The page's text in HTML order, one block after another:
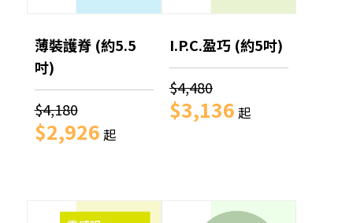
薄裝護脊 (約5.5
吋)
$4,180
$2,926 起
I.P.C.盈巧 (約5吋)
$4,480
$3,136 起